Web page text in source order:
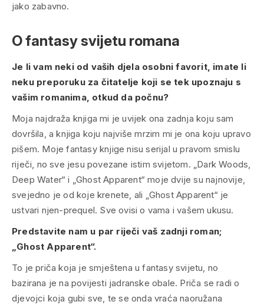
jako zabavno.
O fantasy svijetu romana
Je li vam neki od vaših djela osobni favorit, imate li
neku preporuku za čitatelje koji se tek upoznaju s
vašim romanima, otkud da počnu?
Moja najdraža knjiga mi je uvijek ona zadnja koju sam
dovršila, a knjiga koju najviše mrzim mi je ona koju upravo
pišem. Mojefantasyknjige nisu serijal u pravom smislu
riječi, no sve jesu povezane istim svijetom. „Dark Woods,
Deep Water“ i „Ghost Apparent“ moje dvije su najnovije,
svejedno je od koje krenete, ali „Ghost Apparent“ je
ustvari njen-prequel. Sve ovisi o vama i vašem ukusu.
Predstavite nam u par riječi vaš zadnji roman;
„Ghost Apparent“.
To je priča koja je smještena ufantasysvijetu, no
bazirana je na povijesti jadranske obale. Priča se radi o
djevojci koja gubi sve, te se onda vraća naoružana